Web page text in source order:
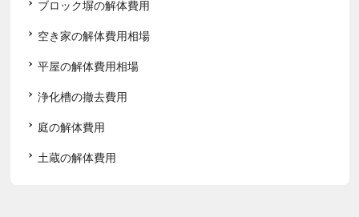
ブロック塀の解体費用
空き家の解体費用相場
平屋の解体費用相場
浄化槽の撤去費用
庭の解体費用
土蔵の解体費用